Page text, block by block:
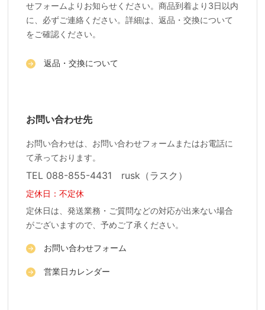
せフォームよりお知らせください。商品到着より3日以内
に、必ずご連絡ください。詳細は、返品・交換について
をご確認ください。
返品・交換について
お問い合わせ先
お問い合わせは、お問い合わせフォームまたはお電話に
て承っております。
TEL 088-855-4431 rusk（ラスク）
定休日：不定休
定休日は、発送業務・ご質問などの対応が出来ない場合
がございますので、予めご了承ください。
お問い合わせフォーム
営業日カレンダー